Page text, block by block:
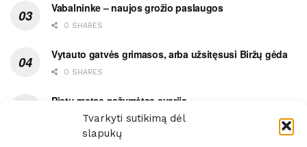
Tvarkyti sutikimą dėl
slapukų
Vabalninke – naujos grožio paslaugos
0 SHARES
Vytauto gatvės grimasos, arba užsitęsusi Biržų gėda
0 SHARES
Pietų metas pažymėtas avarija
0 SHARES